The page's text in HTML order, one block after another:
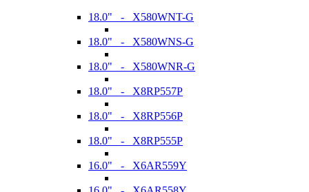
18.0" - X580WNT-G
18.0" - X580WNS-G
18.0" - X580WNR-G
18.0" - X8RP557P
18.0" - X8RP556P
18.0" - X8RP555P
16.0" - X6AR559Y